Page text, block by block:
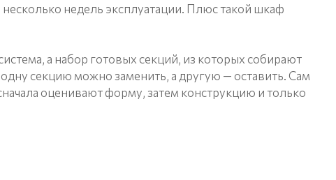
недель эксплуатации. Плюс такой шкаф
а набор готовых секций, из которых собирают
секцию можно заменить, а другую — оставить. Сам
оценивают форму, затем конструкцию и только